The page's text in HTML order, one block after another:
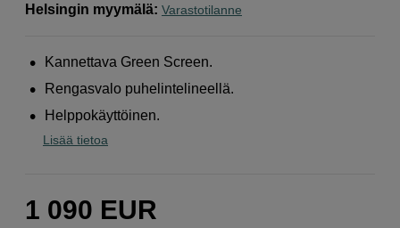
Helsingin myymälä: Varastotilanne
Kannettava Green Screen.
Rengasvalo puhelintelineellä.
Helppokäyttöinen.
Lisää tietoa
1 090 EUR